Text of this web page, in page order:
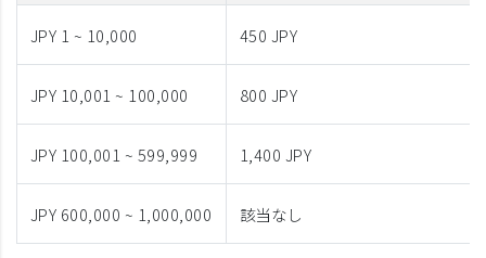
JPY 1 ~ 10,000 450 JPY
JPY 10,001 ~ 100,000 800 JPY
JPY 100,001 ~ 599,999 1,400 JPY
JPY 600,000 ~ 1,000,000 該当なし